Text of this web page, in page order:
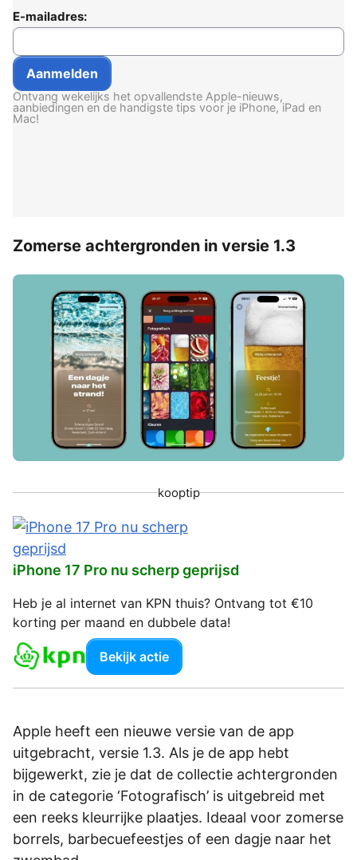
E-mailadres:
Ontvang wekelijks het opvallendste Apple-nieuws,
aanbiedingen en de handigste tips voor je iPhone, iPad en
Mac!
Zomerse achtergronden in versie 1.3
kooptip
iPhone 17 Pro nu scherp geprijsd
Heb je al internet van KPN thuis? Ontvang tot €10
korting per maand en dubbele data!
Bekijk actie
Apple heeft een nieuwe versie van de app
uitgebracht, versie 1.3. Als je de app hebt
bijgewerkt, zie je dat de collectie achtergronden
in de categorie ‘Fotografisch’ is uitgebreid met
een reeks kleurrijke plaatjes. Ideaal voor zomerse
borrels, barbecuefeestjes of een dagje naar het